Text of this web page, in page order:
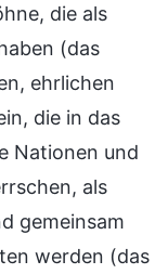
die als
(das
ehrlichen
die in das
Nationen und
als
gemeinsam
werden (das